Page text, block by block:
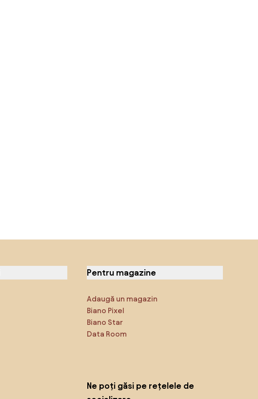
Pentru magazine
Adaugă un magazin
Biano Pixel
Biano Star
Data Room
Ne poți găsi pe rețelele de